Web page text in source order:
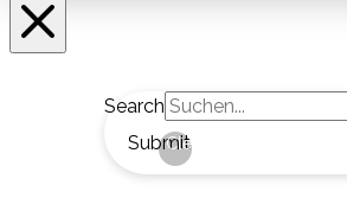
Search
Submit
Clear